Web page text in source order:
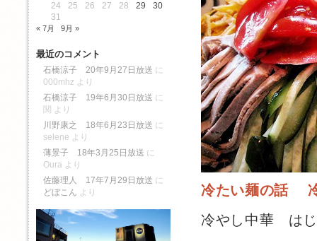
冷たい麺の話
冷やし中華 は
24
25 26 27 28 29
30
31
« 7月 9月 »
最近のコメント
石橋涼子 20年9月27日放送 に
000mhz より
石橋涼子 19年6月30日放送 に
関 より
川野康之 18年6月23日放送 に
selene より
薄景子 18年3月25日放送 に
Oura より
佐藤理人 17年7月29日放送 に
どぼこん より